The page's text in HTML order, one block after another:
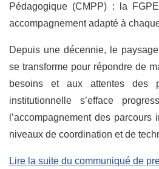
Pédagogique (CMPP) : la
accompagnement adapté à
Depuis une décennie, le
se transforme pour répondre de
besoins et aux attentes des
institutionnelle s’efface
l’accompagnement des
niveaux de coordination et de
Lire la suite du communiqué de